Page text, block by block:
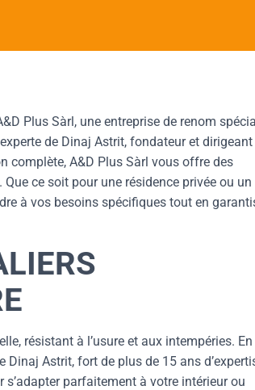
Plus Sàrl, une entreprise de renom
de Dinaj Astrit, fondateur et dirigeant
complète, A&D Plus Sàrl vous offre des
ce soit pour une résidence privée ou un
à vos besoins spécifiques tout en
résistant à l’usure et aux intempéries. En
Astrit, fort de plus de 15 ans
parfaitement à votre intérieur ou